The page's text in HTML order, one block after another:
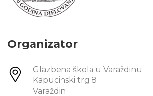
Organizator
Glazbena škola u Varaždinu
Kapucinski trg 8
Varaždin